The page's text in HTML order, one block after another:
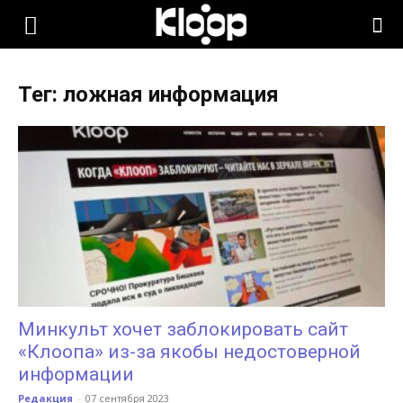
KLOOP.KG
Кыргызстана
Тег: ложная информация
Минкульт хочет заблокировать сайт
«Клоопа» из-за якобы недостоверной
информации
Редакция - 07 сентября 2023